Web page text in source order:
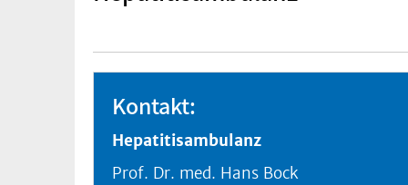
Kontakt:
Hepatitisambulanz
Prof. Dr. med. Hans Bock